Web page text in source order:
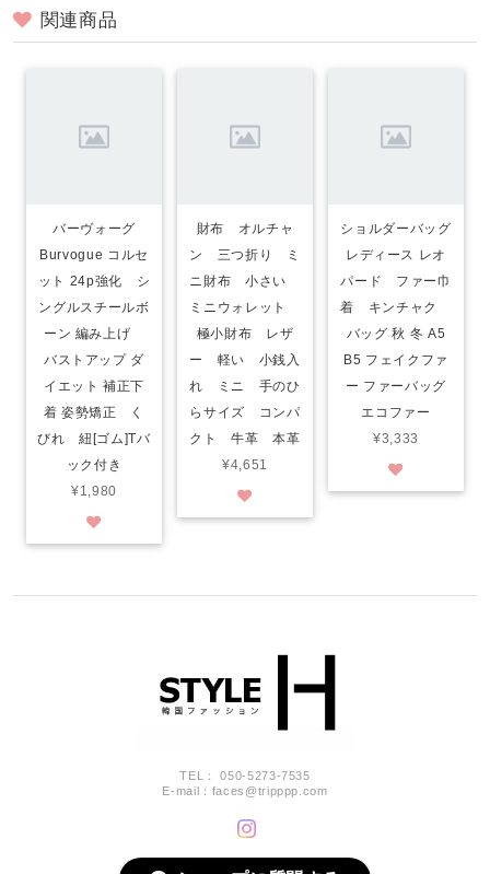
関連商品
バーヴォーグ
Burvogue コルセ
ット 24p強化 シ
ングルスチールボ
ーン 編み上げ
バストアップ ダ
イエット 補正下
着 姿勢矯正 く
びれ 紐[ゴム]Tバ
ック付き
¥1,980
財布 オルチャ
ン 三つ折り ミ
ニ財布 小さい
ミニウォレット
極小財布 レザ
ー 軽い 小銭入
れ ミニ 手のひ
らサイズ コンパ
クト 牛革 本革
¥4,651
ショルダーバッグ
レディース レオ
パード ファー巾
着 キンチャク
バッグ 秋 冬 A5
B5 フェイクファ
ー ファーバッグ
エコファー
¥3,333
TEL： 050-5273-7535
E-mail： faces@tripppp.com